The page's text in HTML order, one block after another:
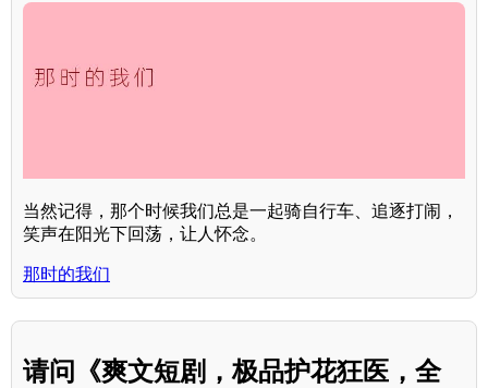
当然记得，那个时候我们总是一起骑自行车、追逐打闹，
笑声在阳光下回荡，让人怀念。
那时的我们
请问《爽文短剧，极品护花狂医，全